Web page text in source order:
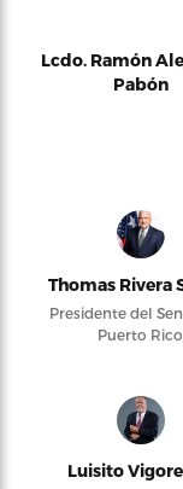
Lcdo. Ramón
Pabón
Thomas Rivera
Presidente del
Puerto Rico
Luisito